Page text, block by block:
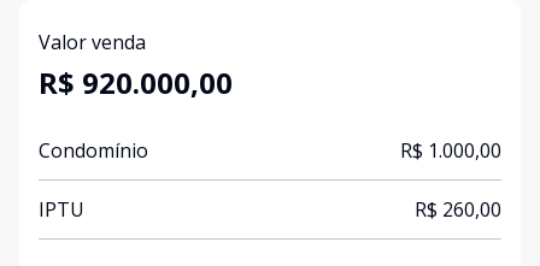
Valor venda
R$ 920.000,00
Condomínio R$ 1.000,00
IPTU R$ 260,00